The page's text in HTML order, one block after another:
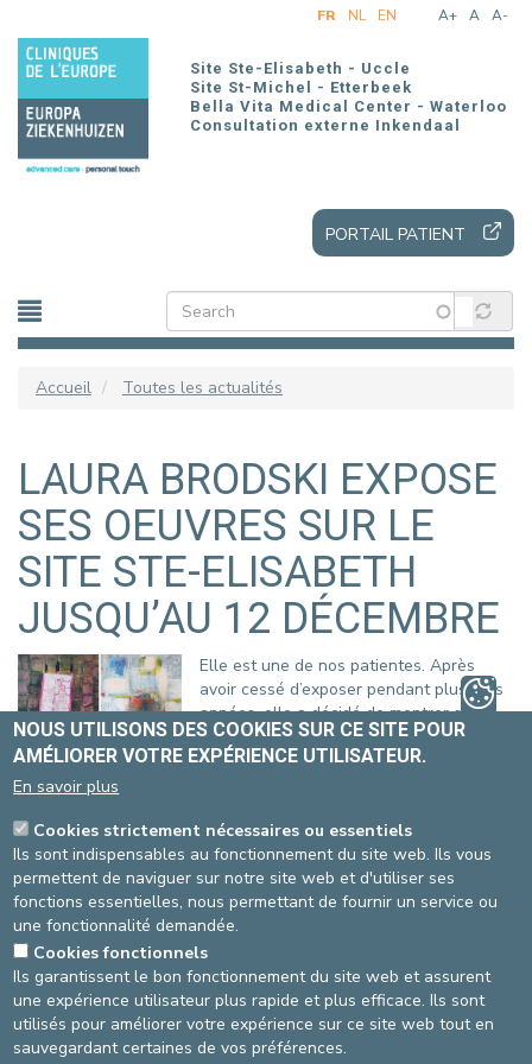
au
contenu
A+ A A-
FR NL EN
Site Ste-Elisabeth - Uccle
Site St-Michel - Etterbeek
Bella Vita Medical Center - Waterloo
Consultation externe Inkendaal
PORTAIL PATIENT
Accueil Toutes les actualités
LAURA BRODSKI EXPOSE
SES OEUVRES SUR LE
SITE STE-ELISABETH
JUSQU’AU 12 DÉCEMBRE
Elle est une de nos patientes. Après
avoir cessé d’exposer pendant plusieurs
années, elle a décidé de montrer ses
œuvres à nouveau. Elle puise son
inspiration dans tout ce qui s'entoure : un
Diagnostiquée avec la maladie de
Parkinson à 43 ans, la peinture, qu’elle pratiquait déjà
auparavant, l’aide à s’épanouir dans son propre monde artistique.
Cela lui permet d’explorer des horizons créatifs sans limites et de
se reconnecter avec ce qui est essentiel pour elle.
Laura Brodski : « Lorsque je peins, mon esprit s’apaise ; je me
plonge dans mon univers et je me sens bien. Pourquoi chercher à
atteindre l’impossible ? Le thème « tout est possible » s’est
imposé à moi de façon naturelle. »
NOUS UTILISONS DES COOKIES SUR CE SITE POUR
AMÉLIORER VOTRE EXPÉRIENCE UTILISATEUR.
En savoir plus
Cookies strictement nécessaires ou essentiels
Ils sont indispensables au fonctionnement du site web. Ils vous
permettent de naviguer sur notre site web et d'utiliser ses
fonctions essentielles, nous permettant de fournir un service ou
une fonctionnalité demandée.
Cookies fonctionnels
Ils garantissent le bon fonctionnement du site web et assurent
une expérience utilisateur plus rapide et plus efficace. Ils sont
utilisés pour améliorer votre expérience sur ce site web tout en
sauvegardant certaines de vos préférences.